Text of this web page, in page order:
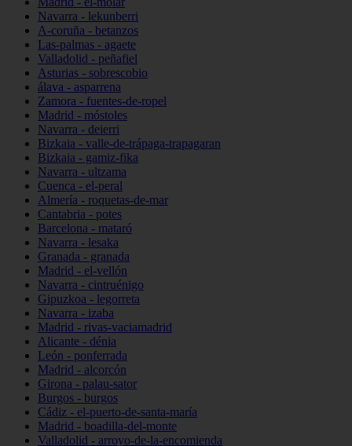
Navarra - lekunberri
A-coruña - betanzos
Las-palmas - agaete
Valladolid - peñafiel
Asturias - sobrescobio
álava - asparrena
Zamora - fuentes-de-ropel
Madrid - móstoles
Navarra - deierri
Bizkaia - valle-de-trápaga-trapagaran
Bizkaia - gamiz-fika
Navarra - ultzama
Cuenca - el-peral
Almería - roquetas-de-mar
Cantabria - potes
Barcelona - mataró
Navarra - lesaka
Granada - granada
Madrid - el-vellón
Navarra - cintruénigo
Gipuzkoa - legorreta
Navarra - izaba
Madrid - rivas-vaciamadrid
Alicante - dénia
León - ponferrada
Madrid - alcorcón
Girona - palau-sator
Burgos - burgos
Cádiz - el-puerto-de-santa-maría
Madrid - boadilla-del-monte
Valladolid - arroyo-de-la-encomienda